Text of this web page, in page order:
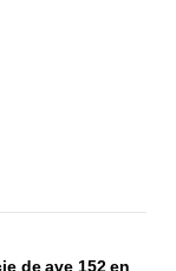
de ave 152 en